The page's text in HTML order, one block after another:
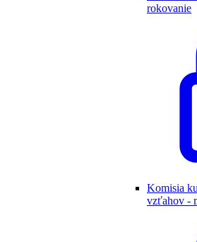
rokovanie
Komisia
vzťahov -